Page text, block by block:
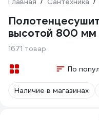
высотой 800 мм
1671 товар
По
Наличие в магазинах